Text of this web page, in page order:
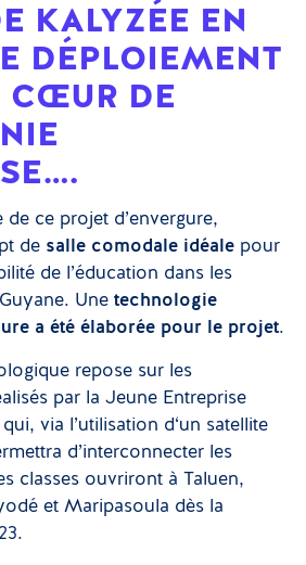
KALYZÉE EN
DÉPLOIEMENT
CŒUR DE
de ce projet d’envergure,
de salle comodale idéale pour
de l’éducation dans les
Une technologie
a été élaborée pour le projet.
repose sur les
par la Jeune Entreprise
via l’utilisation d‘un satellite
d’interconnecter les
classes ouvriront à Taluen,
et Maripasoula dès la